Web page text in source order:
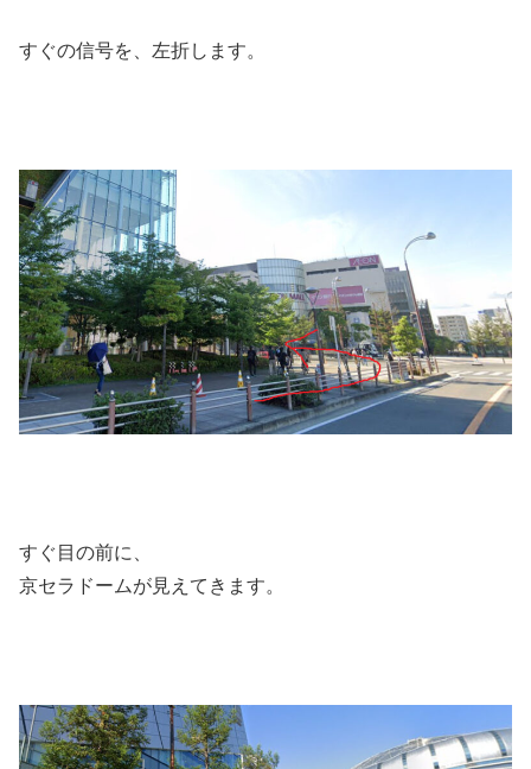
すぐの信号を、左折します。
すぐ目の前に、
京セラドームが見えてきます。